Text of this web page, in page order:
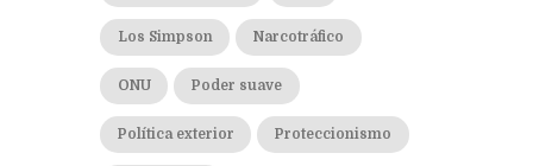
Los Simpson Narcotráfico
ONU Poder suave
Política exterior Proteccionismo